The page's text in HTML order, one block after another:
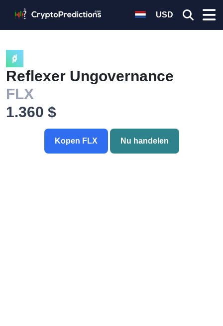
USD
Reflexer Ungovernance
FLX
1.360 $
Kopen FLX Nu handelen